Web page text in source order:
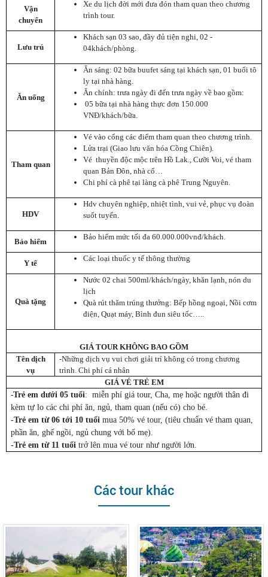
Vận
chuyển
Xe du lịch đời mới đưa đón tham quan theo chương
trình tour.
Lưu trú
Khách sạn 03 sao, đầy đủ tiện nghi, 02 -
04khách/phòng.
Ăn uống
Ăn sáng: 02 bữa buufet sáng tại khách sạn, 01 buổi tô
ly tại nhà hàng.
Ăn chính: trưa ngày đi đến trưa ngày về bao gồm:
05 bữa tại nhà hàng thực đơn 150.000
VNĐ/khách/bữa.
Tham quan
Vé vào cổng các điểm tham quan theo chương trình.
Lửa trại (Giao lưu văn hóa Cồng Chiên).
Vé thuyền độc mộc trên Hồ Lak., Cưỡi Voi, vé tham
quan Bản Đôn, nhà cổ…
Chi phí cà phê tại làng cà phê Trung Nguyên.
HDV
Hdv chuyên nghiệp, nhiệt tình, vui vẻ, phục vụ đoàn
suốt tuyến.
Bảo hiểm
Bảo hiểm mức tối đa 60.000.000vnđ/khách.
Y tế
Các loại thuốc y tế thông thường
Quà tặng
Nước 02 chai 500ml/khách/ngày, khăn lạnh, nón du
lịch
Quà rút thăm trúng thưởng: Bếp hồng ngoại, Nồi cơm
điện, Quạt máy, Bình đun siêu tốc…..
GIÁ TOUR KHÔNG BAO GỒM
Tên dịch
vụ
-Những dịch vụ vui chơi giải trí không có trong chương
trình. Chi phí cá nhân
GIÁ VÉ TRẺ EM
-Trẻ em dưới 05 tuổi: miễn phí giá tour, Cha, mẹ hoặc người thân đi
kèm tự lo các chi phí ăn, ngủ, tham quan (nếu có) cho bé.
-Trẻ em từ 06 tới 10 tuổi mua 50% vé tour, (tiêu chuẩn vé tham quan,
phần ăn, ghế ngồi, ngủ chung với bố mẹ).
-Trẻ em từ 11 tuổi trở lên mua vé tour như người lớn.
Các tour khác